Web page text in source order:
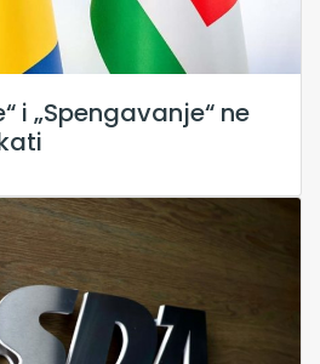
i „Spengavanje“ ne